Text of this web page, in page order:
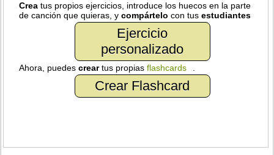
Crea tus propios ejercicios, introduce los huecos en la parte
de canción que quieras, ycompártelo con tusestudiantes
Ejercicio
personalizado
Ahora, puedescreartus propiasflashcards
Crear Flashcard